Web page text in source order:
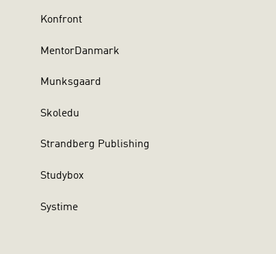
Konfront
MentorDanmark
Munksgaard
Skoledu
Strandberg Publishing
Studybox
Systime